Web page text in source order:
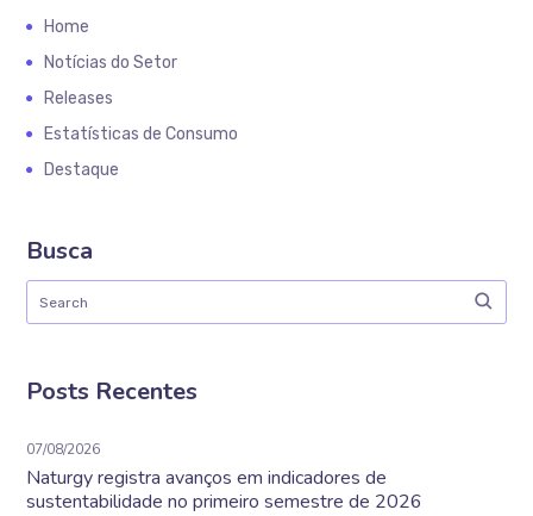
Home
Notícias do Setor
Releases
Estatísticas de Consumo
Destaque
Busca
Posts Recentes
07/08/2026
Naturgy registra avanços em indicadores de
sustentabilidade no primeiro semestre de 2026